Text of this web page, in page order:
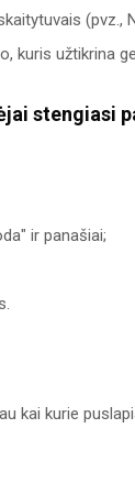
(pvz.,
kuris užtikrina
stengiasi
ir panašiai;
kai kurie